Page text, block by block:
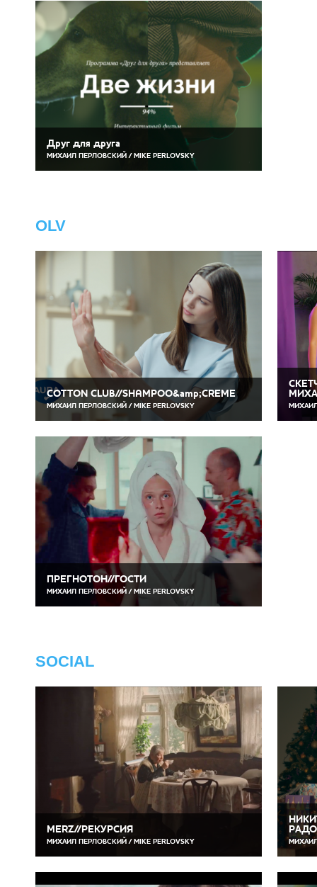
Друг для друга
МИХАИЛ ПЕРЛОВСКИЙ / MIKE PERLOVSKY
OLV
COTTON CLUB//SHAMPOO&amp;CREME
МИХАИЛ ПЕРЛОВСКИЙ / MIKE PERLOVSKY МИХАИЛ
ПРЕГНОТОН//ГОСТИ
МИХАИЛ ПЕРЛОВСКИЙ / MIKE PERLOVSKY
SOCIAL
MERZ//РЕКУРСИЯ
МИХАИЛ ПЕРЛОВСКИЙ / MIKE PERLOVSKY МИХАИЛ